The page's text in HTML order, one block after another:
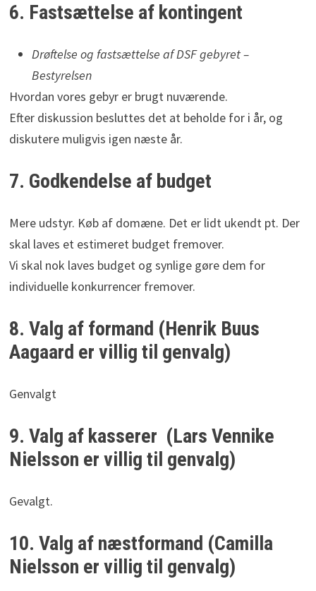
6. Fastsættelse af kontingent
Drøftelse og fastsættelse af DSF gebyret –
Bestyrelsen
Hvordan vores gebyr er brugt nuværende.
Efter diskussion besluttes det at beholde for i år, og
diskutere muligvis igen næste år.
7. Godkendelse af budget
Mere udstyr. Køb af domæne. Det er lidt ukendt pt. Der
skal laves et estimeret budget fremover.
Vi skal nok laves budget og synlige gøre dem for
individuelle konkurrencer fremover.
8. Valg af formand (Henrik Buus
Aagaard er villig til genvalg)
Genvalgt
9. Valg af kasserer (Lars Vennike
Nielsson er villig til genvalg)
Gevalgt.
10. Valg af næstformand (Camilla
Nielsson er villig til genvalg)